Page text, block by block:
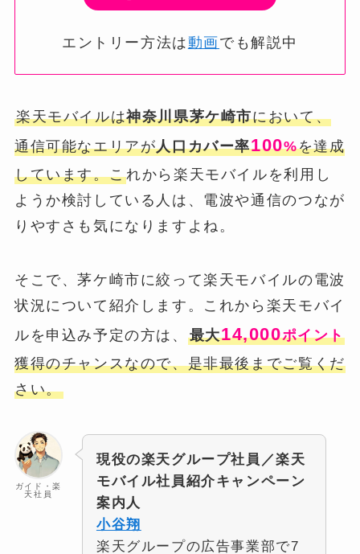
エントリー方法は動画 でも解説中
楽天モバイルは神奈川県茅ケ崎市において、
通信可能なエリアが人口カバー率100%を達成
しています。これから楽天モバイルを利用し
ようか検討している人は、電波や通信のつなが
りやすさも気になりますよね。
そこで、茅ケ崎市に絞って楽天モバイルの電波
状況について紹介します。これから楽天モバイ
ルを申込み予定の方は、 最大14,000ポイント
獲得のチャンスなので、是非最後までご覧くだ
さい。
ガイド・楽
天社員
現役の楽天グループ社員／楽天
モバイル社員紹介キャンペーン
案内人
小谷翔
楽天グループの広告事業部で7